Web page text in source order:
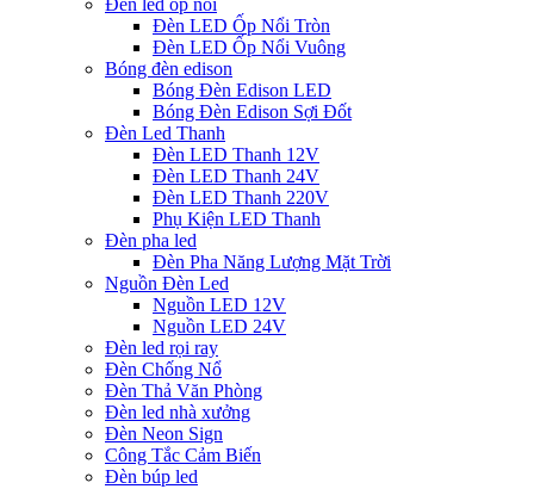
Đèn led ốp nổi
Đèn LED Ốp Nổi Tròn
Đèn LED Ốp Nổi Vuông
Bóng đèn edison
Bóng Đèn Edison LED
Bóng Đèn Edison Sợi Đốt
Đèn Led Thanh
Đèn LED Thanh 12V
Đèn LED Thanh 24V
Đèn LED Thanh 220V
Phụ Kiện LED Thanh
Đèn pha led
Đèn Pha Năng Lượng Mặt Trời
Nguồn Đèn Led
Nguồn LED 12V
Nguồn LED 24V
Đèn led rọi ray
Đèn Chống Nổ
Đèn Thả Văn Phòng
Đèn led nhà xưởng
Đèn Neon Sign
Công Tắc Cảm Biến
Đèn búp led